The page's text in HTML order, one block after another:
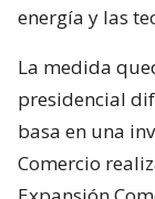
energía y las
La medida
presidencial
basa en una
Comercio